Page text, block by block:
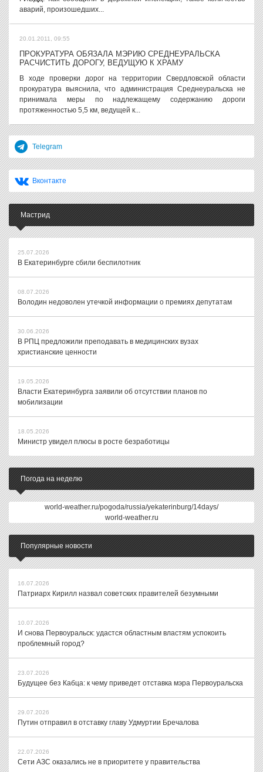
аварий, произошедших...
20.01.2011, 09:55
ПРОКУРАТУРА ОБЯЗАЛА МЭРИЮ СРЕДНЕУРАЛЬСКА
РАСЧИСТИТЬ ДОРОГУ, ВЕДУЩУЮ К ХРАМУ
В ходе проверки дорог на территории Свердловской области
прокуратура выяснила, что администрация Среднеуральска не
принимала меры по надлежащему содержанию дороги
протяженностью 5,5 км, ведущей к...
Telegram
Вконтакте
Мастрид
25.07.2026
В Екатеринбурге сбили беспилотник
08.07.2026
Володин недоволен утечкой информации о премиях депутатам
30.06.2026
В РПЦ предложили преподавать в медицинских вузах
христианские ценности
19.05.2026
Власти Екатеринбурга заявили об отсутствии планов по
мобилизации
18.05.2026
Министр увидел плюсы в росте безработицы
Погода на неделю
world-weather.ru/pogoda/russia/yekaterinburg/14days/
world-weather.ru
Популярные новости
16.07.2026
Патриарх Кирилл назвал советских правителей безумными
10.07.2026
И снова Первоуральск: удастся областным властям успокоить
проблемный город?
23.07.2026
Будущее без Кабца: к чему приведет отставка мэра Первоуральска
29.07.2026
Путин отправил в отставку главу Удмуртии Бречалова
22.07.2026
Сети АЗС оказались не в приоритете у правительства